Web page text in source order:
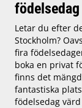
födelsedag
Letar du efter
Stockholm?
fira
boka en privat
finns det
fantastiska
födelsedag